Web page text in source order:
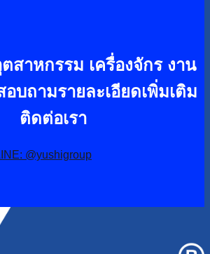
สาหกรรม เครื่องจักร งาน
อบถามรายละเอียดเพิ่มเติม
ติดต่อเรา
@yushigroup